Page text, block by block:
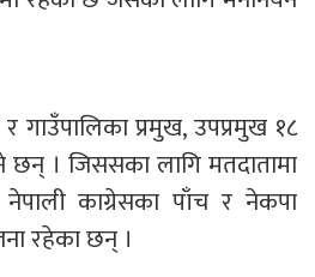
र गाउँपालिका प्रमुख, उपप्रमुख १८
छन् । जिससका लागि मतदातामा
काग्रेसका पाँच र नेकपा
रहेका छन् ।